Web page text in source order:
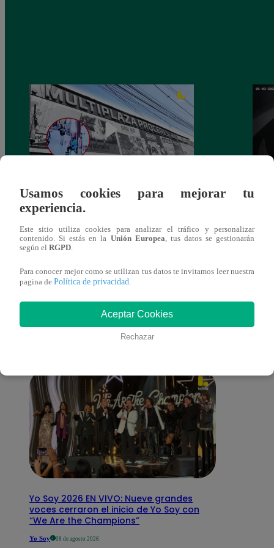
Asesinan a comerciante ferretero dentro de
galería en San Juan de Lurigancho
También te puede
interesar
Yo Soy 2026 EN VIVO: Nueve grandes
voces cerraron el inicio de Yo Soy con
“We Are the Champions”
Yo Soy 08 de agosto 2026
Usamos cookies para mejorar tu
experiencia.
Este sitio utiliza cookies para analizar el tráfico y personalizar
contenido. Si estás en la Unión Europea , tus datos se gestionarán
según el RGPD
Para conocer mejor como se utilizan tus datos te invitamos leer nuestra
pagina de Política de privacidad
Aceptar Cookies
Rechazar